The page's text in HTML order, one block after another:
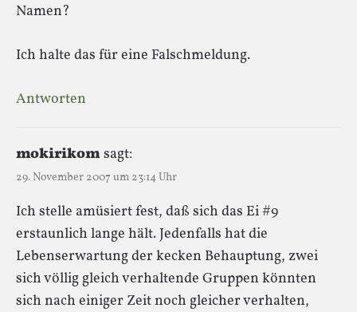
Namen?
Ich halte das für eine Falschmeldung.
Antworten
mokirikomsagt:
29. November 2007 um 23:14 Uhr
Ich stelle amüsiert fest, daß sich das Ei #9
erstaunlich lange hält. Jedenfalls hat die
Lebenserwartung der kecken Behauptung, zwei
sich völlig gleich verhaltende Gruppen könnten
sich nach einiger Zeit noch gleicher verhalten,